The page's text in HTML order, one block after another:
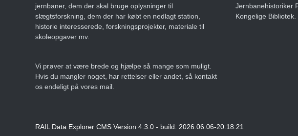
jernbaner, dem der skal bruge oplysninger til
slægtsforskning, dem der har købt en nedlagt station,
historie interesserede, forskningsprojekter, materiale til
skoleopgaver mv.
Vi prøver at være brede og hjælpe så mange som muligt.
Hvis du mangler noget, har rettelser eller andet, så kontakt
os endeligt på vores mail.
Jernbanehistoriker
Kongelige Bibliotek.
RAIL Data Explorer CMS Version 4.3.0 - build: 2026.06.06-20:18:21